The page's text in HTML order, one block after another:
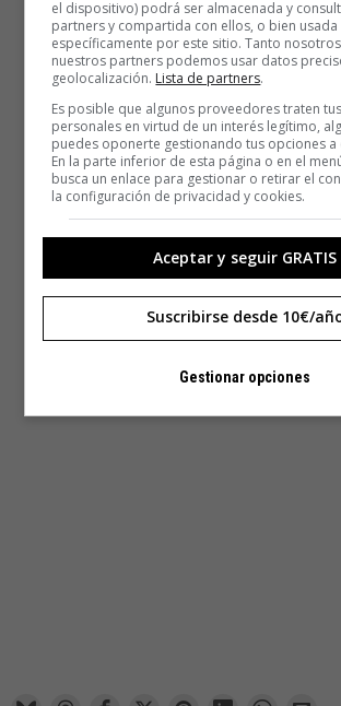
el dispositivo) podrá ser almacenada y
partners y compartida con ellos, o bien usada
específicamente por este sitio. Tanto
nuestros partners podemos usar datos
geolocalización. Lista de partners.
Es posible que algunos proveedores traten
personales en virtud de un interés legítimo,
puedes oponerte gestionando tus opciones a
En la parte inferior de esta página o en el
busca un enlace para gestionar o retirar el
la configuración de privacidad y cookies.
Aceptar y seguir GRATIS
Suscribirse desde 10€/
Gestionar opciones